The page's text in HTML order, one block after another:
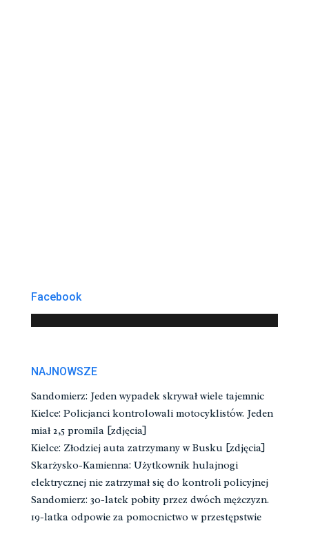
Facebook
NAJNOWSZE
Sandomierz: Jeden wypadek skrywał wiele tajemnic
Kielce: Policjanci kontrolowali motocyklistów. Jeden
miał 2,5 promila [zdjęcia]
Kielce: Złodziej auta zatrzymany w Busku [zdjęcia]
Skarżysko-Kamienna: Użytkownik hulajnogi
elektrycznej nie zatrzymał się do kontroli policyjnej
Sandomierz: 30-latek pobity przez dwóch mężczyzn.
19-latka odpowie za pomocnictwo w przestępstwie